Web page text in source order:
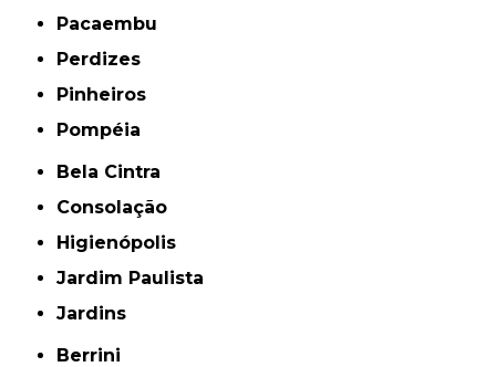
Pacaembu
Perdizes
Pinheiros
Pompéia
Bela Cintra
Consolação
Higienópolis
Jardim Paulista
Jardins
Berrini